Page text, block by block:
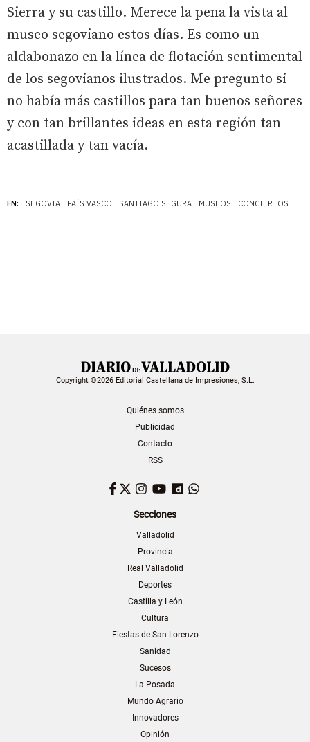
EN: SEGOVIA PAÍS VASCO SANTIAGO SEGURA MUSEOS CONCIERTOS
Sierra y su castillo. Merece la pena la vista al
museo segoviano estos días. Es como un
aldabonazo en la línea de flotación sentimental
de los segovianos ilustrados. Me pregunto si
no había más castillos para tan buenos señores
y con tan brillantes ideas en esta región tan
acastillada y tan vacía.
Copyright ©2026 Editorial Castellana de Impresiones, S.L.
Quiénes somos
Publicidad
Contacto
RSS
Facebook
TwitterInstagram
YouTubeDailymotion
Secciones
Valladolid
Provincia
Real Valladolid
Deportes
Castilla y León
Cultura
Fiestas de San Lorenzo
Sanidad
Sucesos
La Posada
Mundo Agrario
Innovadores
Opinión